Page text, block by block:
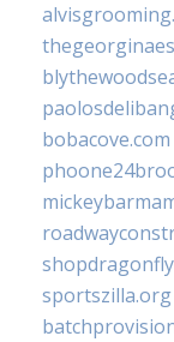
bobacove.com
sportszilla.org